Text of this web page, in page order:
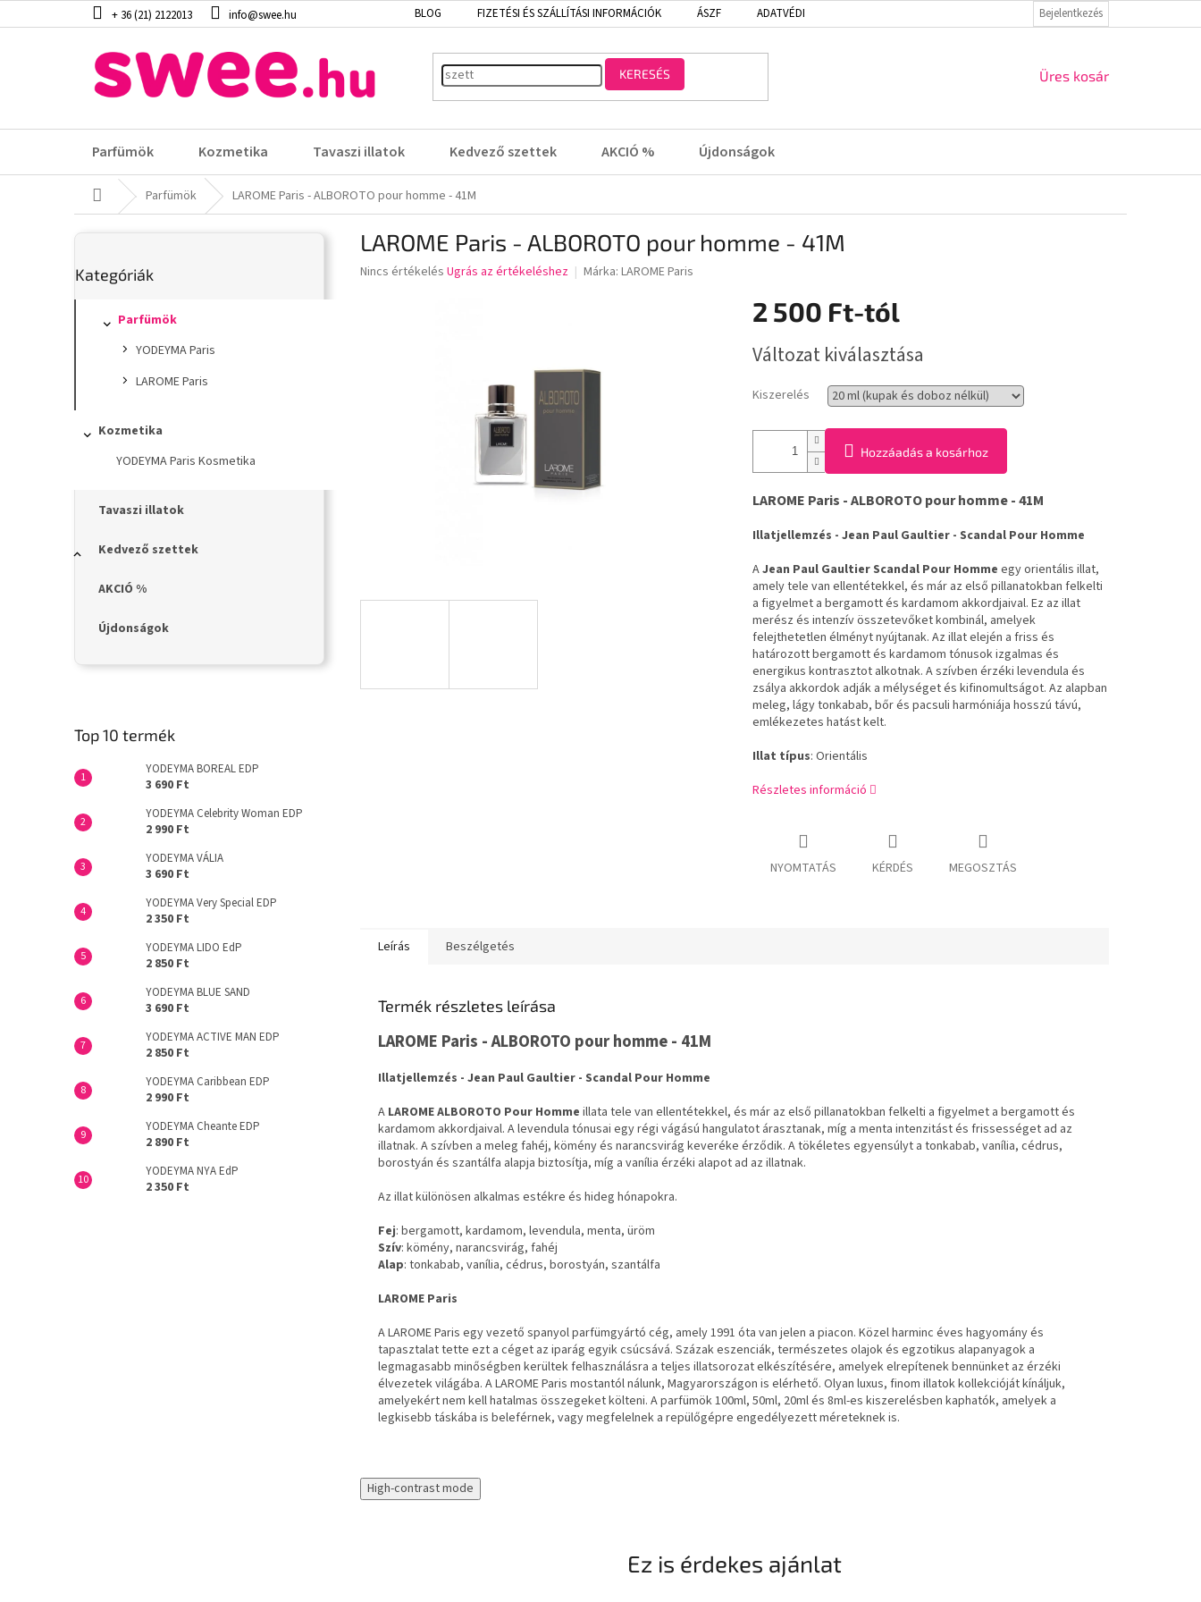
a
+ 36 (21) 2122013 info@swee.hu BLOG FIZETÉSI ÉS SZÁLLÍTÁSI INFORMÁCIÓK ÁSZF ADATVÉDELMI IRÁNYELVEK VISSZAKÜLDÉS ÉS REKLAMÁCIÓ
Bejelentkezés
KERESÉS KOSÁR
Üres kosár
Parfümök Kozmetika Tavaszi illatok Kedvező szettek AKCIÓ % Újdonságok
KezdőlapParfümök LAROME Paris - ALBOROTO pour homme - 41M
l
a
l
átugrása
Kategóriák
Parfümök
YODEYMA Paris
LAROME Paris
Kozmetika
YODEYMA Paris Kosmetika
Tavaszi illatok
Kedvező szettek
AKCIÓ %
Újdonságok
Top 10 termék
YODEYMA BOREAL EDP
3 690 Ft
YODEYMA Celebrity Woman EDP
2 990 Ft
YODEYMA VÁLIA
3 690 Ft
YODEYMA Very Special EDP
2 350 Ft
YODEYMA LIDO EdP
2 850 Ft
YODEYMA BLUE SAND
3 690 Ft
YODEYMA ACTIVE MAN EDP
2 850 Ft
YODEYMA Caribbean EDP
2 990 Ft
YODEYMA Cheante EDP
2 890 Ft
YODEYMA NYA EdP
2 350 Ft
LAROME Paris - ALBOROTO pour homme - 41M
A
Nincs értékelés Ugrás az értékeléshez Márka: LAROME Paris
2 500 Ft-tól
Változat kiválasztása
Kiszerelés
Hozzáadás a kosárhoz
LAROME Paris - ALBOROTO pour homme - 41M
Illatjellemzés - Jean Paul Gaultier - Scandal Pour Homme
AJean Paul Gaultier Scandal Pour Homme egy orientális illat,
amely tele van ellentétekkel, és már az első pillanatokban felkelti
a figyelmet a bergamott és kardamom akkordjaival. Ez az illat
merész és intenzív összetevőket kombinál, amelyek
felejthetetlen élményt nyújtanak. Az illat elején a friss és
határozott bergamott és kardamom tónusok izgalmas és
energikus kontrasztot alkotnak. A szívben érzéki levendula és
zsálya akkordok adják a mélységet és kifinomultságot. Az alapban
meleg, lágy tonkabab, bőr és pacsuli harmóniája hosszú távú,
emlékezetes hatást kelt.
Illat típus: Orientális
Részletes információ
NYOMTATÁS KÉRDÉS MEGOSZTÁS
Leírás Beszélgetés
Termék részletes leírása
LAROME Paris - ALBOROTO pour homme - 41M
Illatjellemzés - Jean Paul Gaultier - Scandal Pour Homme
A LAROME ALBOROTO Pour Homme illata tele van ellentétekkel, és már az első pillanatokban felkelti a figyelmet a bergamott és
kardamom akkordjaival. A levendula tónusai egy régi vágású hangulatot árasztanak, míg a menta intenzitást és frissességet ad az
illatnak. A szívben a meleg fahéj, kömény és narancsvirág keveréke érződik. A tökéletes egyensúlyt a tonkabab, vanília, cédrus,
borostyán és szantálfa alapja biztosítja, míg a vanília érzéki alapot ad az illatnak.
Az illat különösen alkalmas estékre és hideg hónapokra.
Fej: bergamott, kardamom, levendula, menta, üröm
Szív: kömény, narancsvirág, fahéj
Alap: tonkabab, vanília, cédrus, borostyán, szantálfa
LAROME Paris
A LAROME Paris egy vezető spanyol parfümgyártó cég, amely 1991 óta van jelen a piacon. Közel harminc éves hagyomány és
tapasztalat tette ezt a céget az iparág egyik csúcsává. Százak eszenciák, természetes olajok és egzotikus alapanyagok a
legmagasabb minőségben kerültek felhasználásra a teljes illatsorozat elkészítésére, amelyek elrepítenek bennünket az érzéki
élvezetek világába. A LAROME Paris mostantól nálunk, Magyarországon is elérhető. Olyan luxus, finom illatok kollekcióját kínáljuk,
amelyekért nem kell hatalmas összegeket költeni. A parfümök 100ml, 50ml, 20ml és 8ml-es kiszerelésben kaphatók, amelyek a
legkisebb táskába is beleférnek, vagy megfelelnek a repülőgépre engedélyezett méreteknek is.
High-contrast mode
Ez is érdekes ajánlat